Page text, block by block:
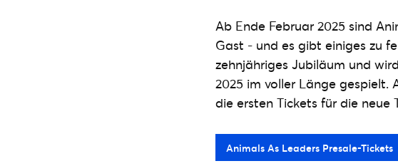
Ab Ende Februar 2025 sind
Gast - und es gibt einiges zu
zehnjähriges Jubiläum und
2025 im voller Länge gespielt.
die ersten Tickets für die neue
Animals As Leaders Presale-Tickets